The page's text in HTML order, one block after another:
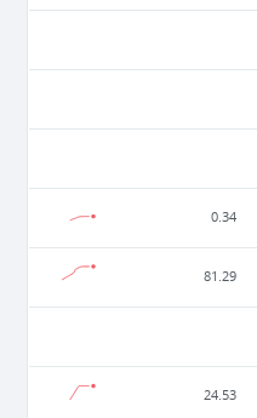
0.34
81.29
24.53